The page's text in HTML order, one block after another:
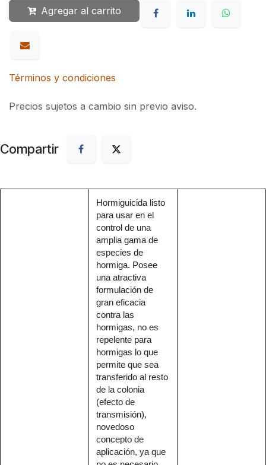
Agregar al carrito
Términos y condiciones
Precios sujetos a cambio sin previo aviso.
Compartir
Hormiguicida listo
para usar en el
control de una
amplia gama de
especies de
hormiga. Posee
una atractiva
formulación de
gran eficacia
contra las
hormigas, no es
repelente para
hormigas lo que
permite que sea
transferido al resto
de la colonia
(efecto de
transmisión),
novedoso
concepto de
aplicación, ya que